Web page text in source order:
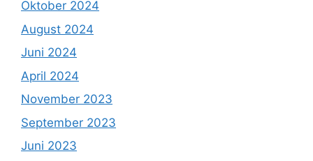
Oktober 2024
August 2024
Juni 2024
April 2024
November 2023
September 2023
Juni 2023